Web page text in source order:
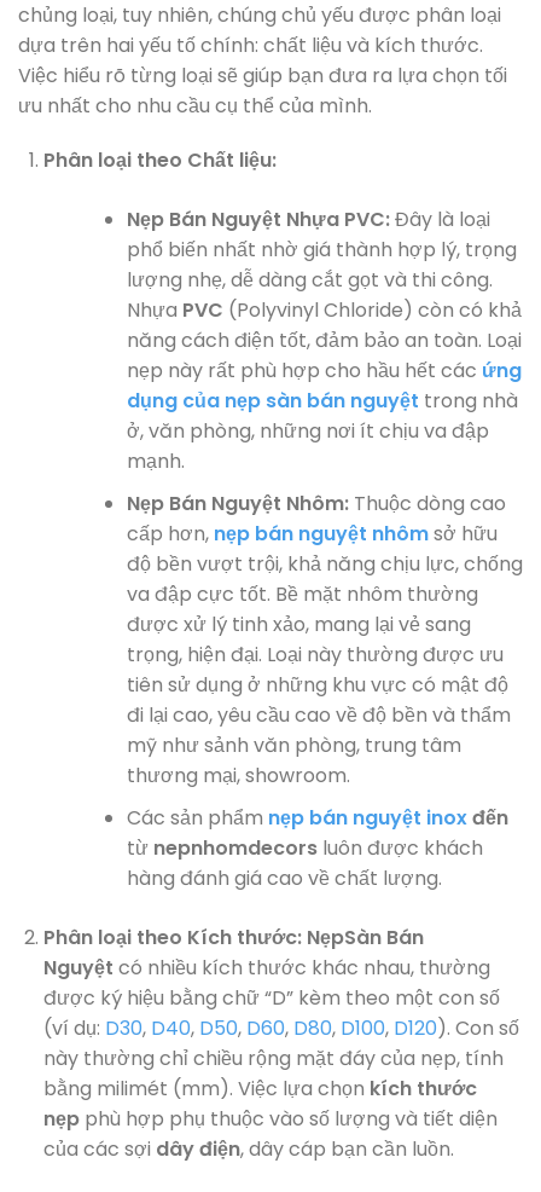
chủng loại, tuy nhiên, chúng chủ yếu được phân loại
dựa trên hai yếu tố chính: chất liệu và kích thước.
Việc hiểu rõ từng loại sẽ giúp bạn đưa ra lựa chọn tối
ưu nhất cho nhu cầu cụ thể của mình.
Phân loại theo Chất liệu:
Nẹp Bán Nguyệt Nhựa PVC:Đây là loại
phổ biến nhất nhờ giá thành hợp lý, trọng
lượng nhẹ, dễ dàng cắt gọt và thi công.
Nhựa PVC (Polyvinyl Chloride) còn có khả
năng cách điện tốt, đảm bảo an toàn. Loại
nẹp này rất phù hợp cho hầu hết các ứng
dụng của nẹp sàn bán nguyệt trong nhà
ở, văn phòng, những nơi ít chịu va đập
mạnh.
Nẹp Bán Nguyệt Nhôm:Thuộc dòng cao
cấp hơn, nẹp bán nguyệt nhômsở hữu
độ bền vượt trội, khả năng chịu lực, chống
va đập cực tốt. Bề mặt nhôm thường
được xử lý tinh xảo, mang lại vẻ sang
trọng, hiện đại. Loại này thường được ưu
tiên sử dụng ở những khu vực có mật độ
đi lại cao, yêu cầu cao về độ bền và thẩm
mỹ như sảnh văn phòng, trung tâm
thương mại, showroom.
Các sản phẩm nẹp bán nguyệt inoxđến
từ nepnhomdecorsluôn được khách
hàng đánh giá cao về chất lượng.
Phân loại theo Kích thước: NẹpSàn Bán
Nguyệt có nhiều kích thước khác nhau, thường
được ký hiệu bằng chữ “D” kèm theo một con số
(ví dụ: D30, D40, D50, D60, D80, D100, D120). Con số
này thường chỉ chiều rộng mặt đáy của nẹp, tính
bằng milimét (mm). Việc lựa chọn kích thước
nẹpphù hợp phụ thuộc vào số lượng và tiết diện
của các sợi dây điện, dây cáp bạn cần luồn.